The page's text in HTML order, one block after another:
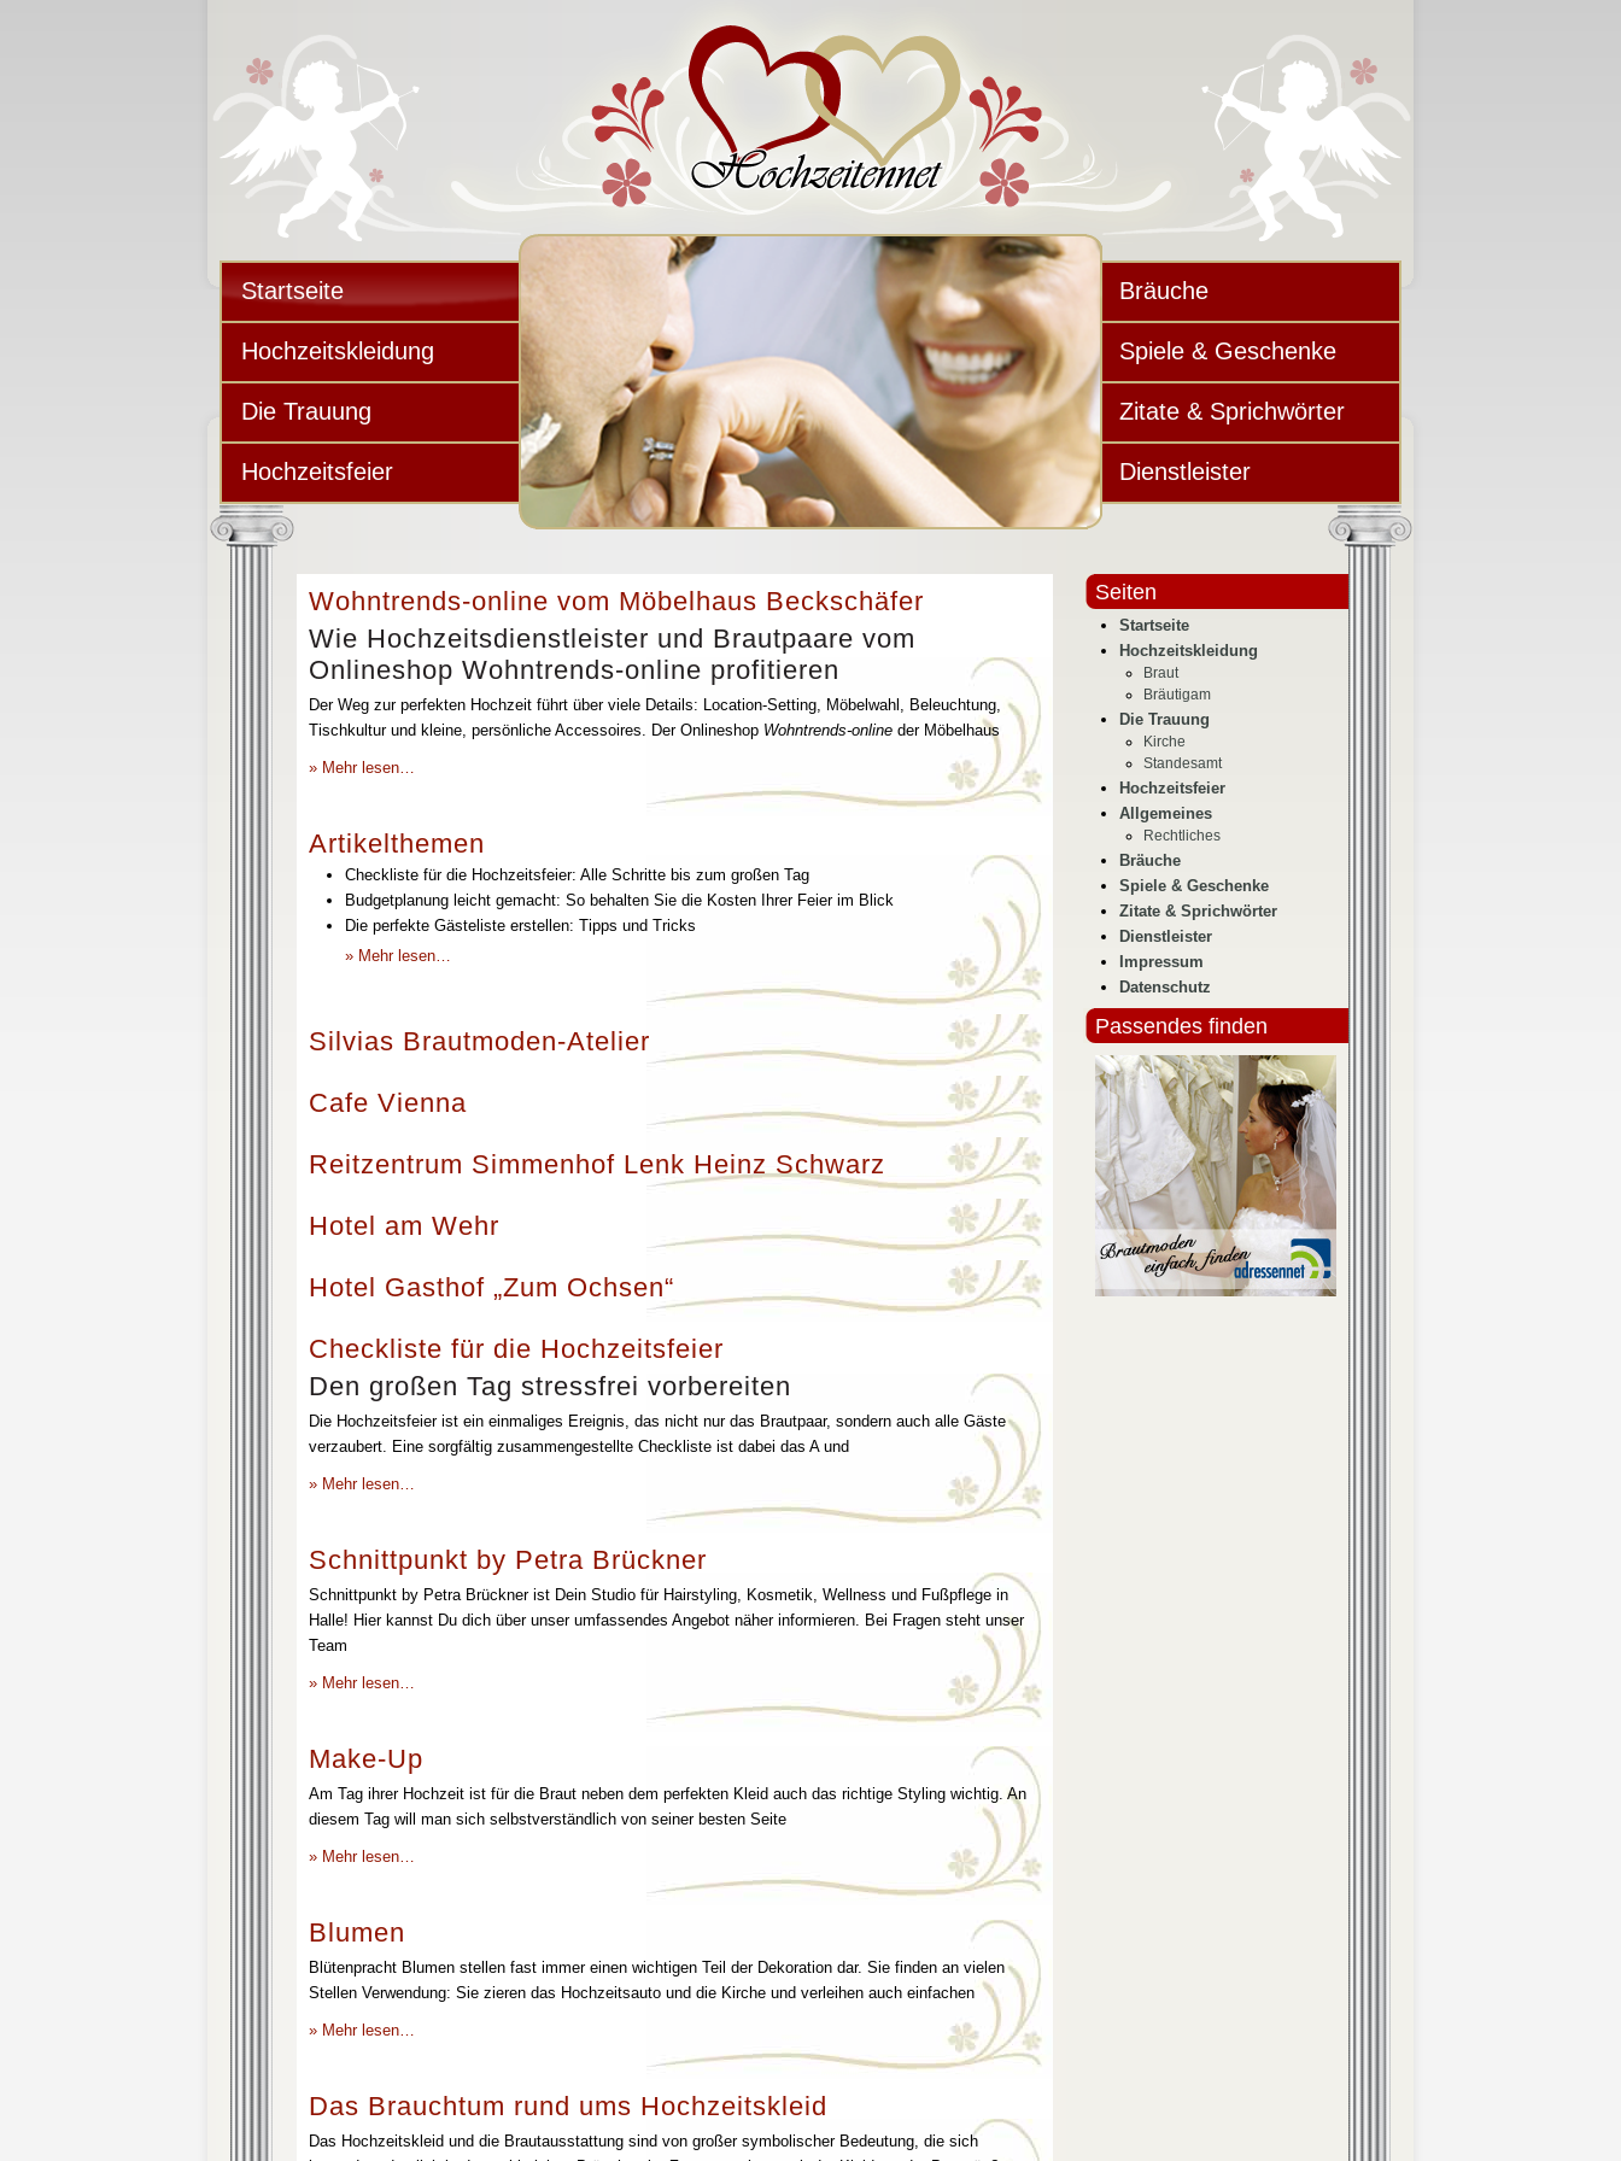
Startseite
Hochzeitskleidung
Die Trauung
Hochzeitsfeier
Bräuche
Spiele & Geschenke
Zitate & Sprichwörter
Dienstleister
Wohntrends-online vom Möbelhaus Beckschäfer
Wie Hochzeitsdienstleister und Brautpaare vom
Onlineshop Wohntrends-online profitieren
Der Weg zur perfekten Hochzeit führt über viele Details: Location-Setting, Möbelwahl, Beleuchtung,
Tischkultur und kleine, persönliche Accessoires. Der Onlineshop Wohntrends-online der Möbelhaus
» Mehr lesen…
Artikelthemen
Checkliste für die Hochzeitsfeier: Alle Schritte bis zum großen Tag
Budgetplanung leicht gemacht: So behalten Sie die Kosten Ihrer Feier im Blick
Die perfekte Gästeliste erstellen: Tipps und Tricks
» Mehr lesen…
Silvias Brautmoden-Atelier
Cafe Vienna
Reitzentrum Simmenhof Lenk Heinz Schwarz
Hotel am Wehr
Hotel Gasthof „Zum Ochsen“
Checkliste für die Hochzeitsfeier
Den großen Tag stressfrei vorbereiten
Die Hochzeitsfeier ist ein einmaliges Ereignis, das nicht nur das Brautpaar, sondern auch alle Gäste
verzaubert. Eine sorgfältig zusammengestellte Checkliste ist dabei das A und
» Mehr lesen…
Schnittpunkt by Petra Brückner
Schnittpunkt by Petra Brückner ist Dein Studio für Hairstyling, Kosmetik, Wellness und Fußpflege in
Halle! Hier kannst Du dich über unser umfassendes Angebot näher informieren. Bei Fragen steht unser
Team
» Mehr lesen…
Make-Up
Am Tag ihrer Hochzeit ist für die Braut neben dem perfekten Kleid auch das richtige Styling wichtig. An
diesem Tag will man sich selbstverständlich von seiner besten Seite
» Mehr lesen…
Blumen
Blütenpracht Blumen stellen fast immer einen wichtigen Teil der Dekoration dar. Sie finden an vielen
Stellen Verwendung: Sie zieren das Hochzeitsauto und die Kirche und verleihen auch einfachen
» Mehr lesen…
Das Brauchtum rund ums Hochzeitskleid
Das Hochzeitskleid und die Brautausstattung sind von großer symbolischer Bedeutung, die sich
Seiten
Startseite
Hochzeitskleidung
Braut
Bräutigam
Die Trauung
Kirche
Standesamt
Hochzeitsfeier
Allgemeines
Rechtliches
Bräuche
Spiele & Geschenke
Zitate & Sprichwörter
Dienstleister
Impressum
Datenschutz
Passendes finden